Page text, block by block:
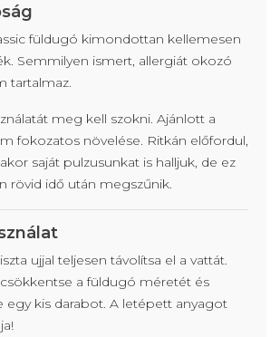
füldugó kimondottan kellemesen
Semmilyen ismert, allergiát okozó
tartalmaz.
meg kell szokni. Ajánlott a
fokozatos növelése. Ritkán előfordul,
saját pulzusunkat is halljuk, de ez
rövid idő után megszűnik.
ujjal teljesen távolítsa el a vattát.
a füldugó méretét és
egy kis darabot. A letépett anyagot